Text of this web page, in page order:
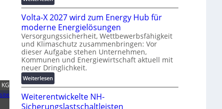
g
l
ö
s
u
n
g
e
n
t
z
u
n
d
d
i
g
i
t
a
l
M
a
s
c
h
i
n
e
n
b
a
u
Volta-X 2027 wird zum Energy Hub für
moderne Energielösungen
Versorgungssicherheit, Wettbewerbsfähigkeit
und Klimaschutz zusammenbringen: Vor
dieser Aufgabe stehen Unternehmen,
Kommunen und Energiewirtschaft aktuell mit
neuer Dringlichkeit.
Weiterlesen:
V
o
l
Weiterentwickelte NH-
Sicherungslastschaltleisten